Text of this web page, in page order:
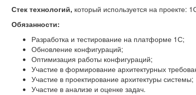
Стек технологий, который используется на
Обязанности:
Разработка и тестирование на платформе 1С;
Обновление конфигураций;
Оптимизация работы конфигураций;
Участие в формирование архитектурных
Участие в проектирование архитектуры системы;
Участие в анализе и оценке задач.